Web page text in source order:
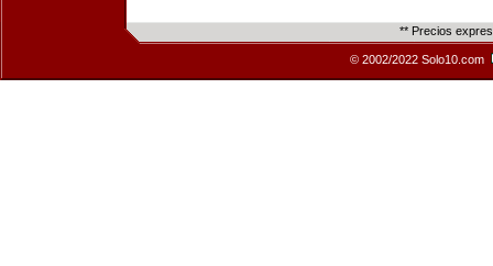
** Precios
© 2002/2022 Solo10.com